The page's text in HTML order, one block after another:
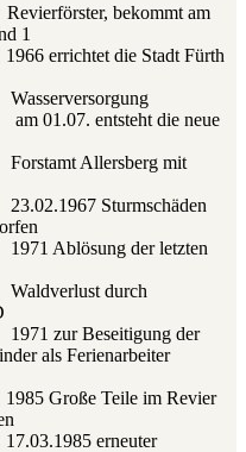
bekommt am
1
Stadt Fürth
die neue
mit
der letzten
durch
der
als Ferienarbeiter
im Revier